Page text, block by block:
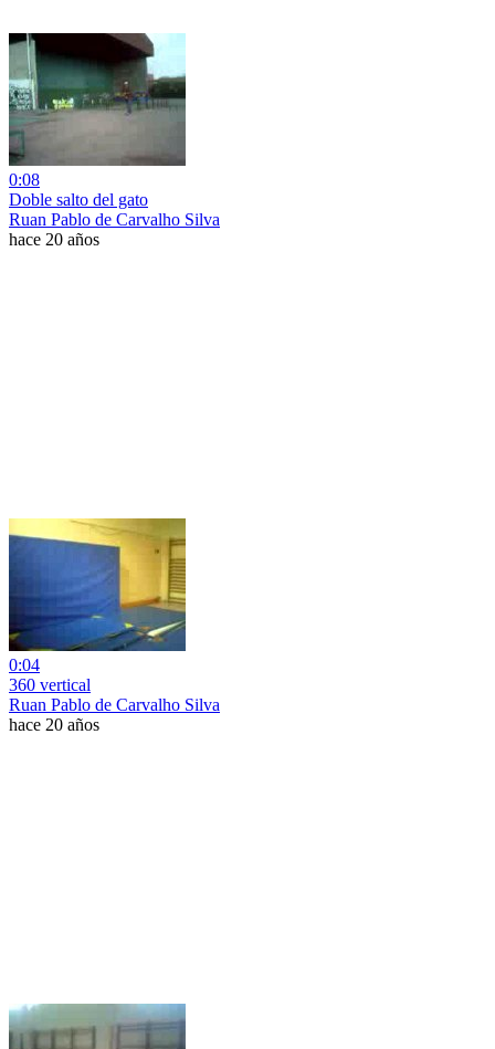
0:08
Doble salto del gato
Ruan Pablo de Carvalho Silva
hace 20 años
0:04
360 vertical
Ruan Pablo de Carvalho Silva
hace 20 años